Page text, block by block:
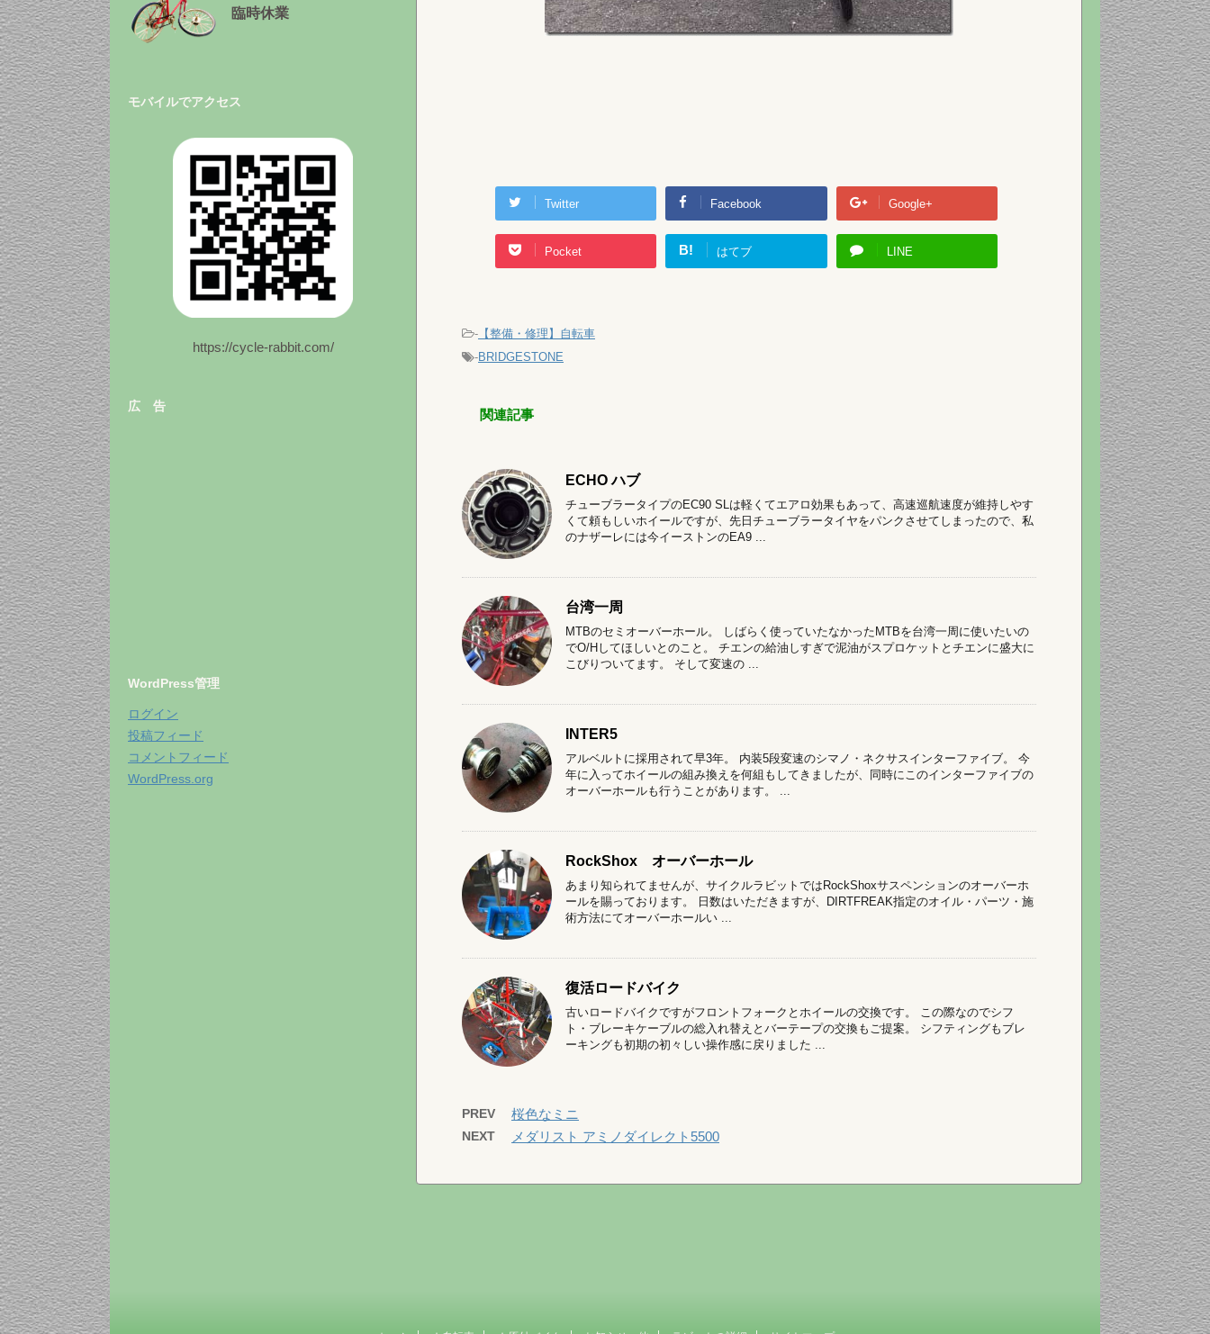
Twitter Facebook Google+
Pocket B! はてブ LINE
- 【整備・修理】自転車
-BRIDGESTONE
関連記事
ECHO ハブ
チューブラータイプのEC90 SLは軽くてエアロ効果もあって、高速巡航速度が維持しやす
くて頼もしいホイールですが、先日チューブラータイヤをパンクさせてしまったので、私
のナザーレには今イーストンのEA9 ...
台湾一周
MTBのセミオーバーホール。 しばらく使っていたなかったMTBを台湾一周に使いたいの
でO/Hしてほしいとのこと。 チエンの給油しすぎで泥油がスプロケットとチエンに盛大に
こびりついてます。 そして変速の ...
INTER5
アルベルトに採用されて早3年。 内装5段変速のシマノ・ネクサスインターファイブ。 今
年に入ってホイールの組み換えを何組もしてきましたが、同時にこのインターファイブの
オーバーホールも行うことがあります。 ...
RockShox オーバーホール
あまり知られてませんが、サイクルラビットではRockShoxサスペンションのオーバーホ
ールを賜っております。 日数はいただきますが、DIRTFREAK指定のオイル・パーツ・施
術方法にてオーバーホールい ...
復活ロードバイク
古いロードバイクですがフロントフォークとホイールの交換です。 この際なのでシフ
ト・ブレーキケーブルの総入れ替えとバーテープの交換もご提案。 シフティングもブレ
ーキングも初期の初々しい操作感に戻りました ...
PREV 桜色なミニ
NEXT メダリスト アミノダイレクト5500
臨時休業
モバイルでアクセス
https://cycle-rabbit.com/
広 告
WordPress管理
ログイン
投稿フィード
コメントフィード
WordPress.org